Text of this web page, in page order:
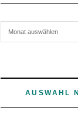
AUSWAHL